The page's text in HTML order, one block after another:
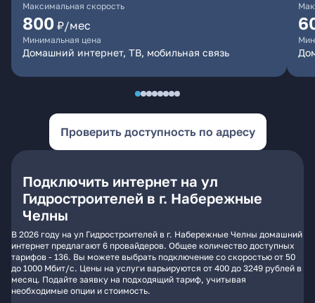
Максимальная скорость
800 ₽/мес
Минимальная цена
Домашний интернет, ТВ, мобильная связь
Проверить доступность по адресу
Подключить интернет на ул
Гидростроителей в г. Набережные
Челны
В 2026 году на ул Гидростроителей в г. Набережные Челны домашний
интернет предлагают 6 провайдеров. Общее количество доступных
тарифов - 136. Вы можете выбрать подключение со скоростью от 50
до 1000 Мбит/с. Цены на услуги варьируются от 400 до 3249 рублей в
месяц. Подайте заявку на подходящий тариф, учитывая
необходимые опции и стоимость.